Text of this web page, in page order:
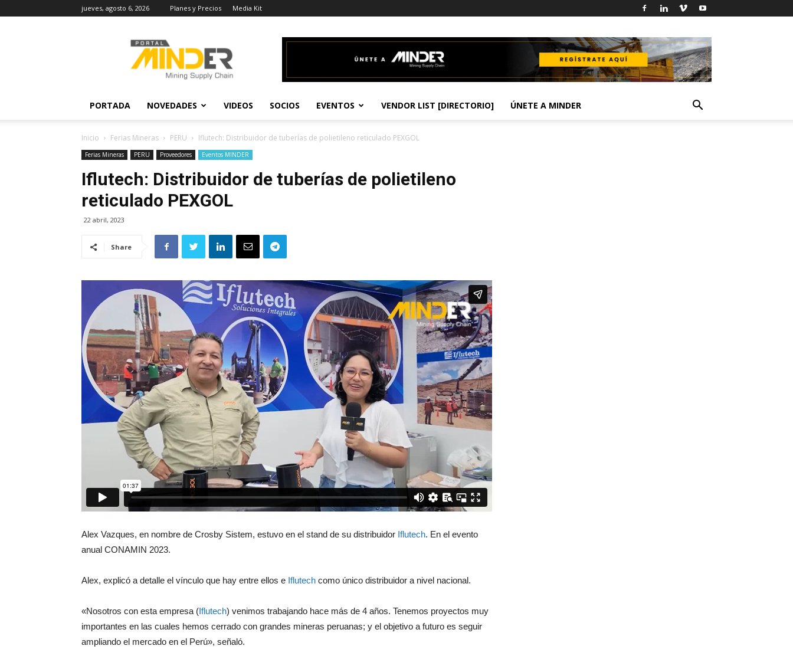
jueves, agosto 6, 2026 Planes y Precios Media Kit
Actualidad
Minera
PORTADA NOVEDADES VIDEOS SOCIOS EVENTOS VENDOR LIST [DIRECTORIO] ÚNETE A MINDER
Inicio Ferias Mineras PERU Iflutech: Distribuidor de tuberías de polietileno reticulado PEXGOL
Ferias Mineras PERU Proveedores Eventos MINDER
Iflutech: Distribuidor de tuberías de polietileno
reticulado PEXGOL
22 abril, 2023
Share
Alex Vazques, en nombre de Crosby Sistem, estuvo en el stand de su distribuidor Iflutech. En el evento
anual CONAMIN 2023.
Alex, explicó a detalle el vínculo que hay entre ellos e Iflutech como único distribuidor a nivel nacional.
«Nosotros con esta empresa (Iflutech) venimos trabajando hace más de 4 años. Tenemos proyectos muy
importantes en las cuales hemos cerrado con grandes mineras peruanas; y el objetivo a futuro es seguir
ampliando el mercado en el Perú», señaló.